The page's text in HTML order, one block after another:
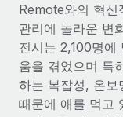
서비스
전문가 상담
글로벌 인사 및
신원 조사
채용 후보자 심사
Remote
통합 및 AI 자동
사례 연구
급여 및 인재 인사
인사이트 센터
지원받기
Remote와의 혁신
관리에 놀라운 변
전시는 2,100명에
움을 겪었으며 특
하는 복잡성, 온
때문에 애를 먹고